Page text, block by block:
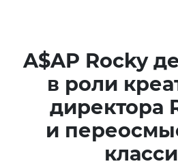
A$AP Rocky
в роли
директора
и